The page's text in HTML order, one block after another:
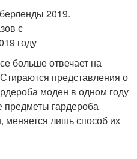
больше отвечает на
представления о
моден в одном году
предметы гардероба
меняется лишь способ их